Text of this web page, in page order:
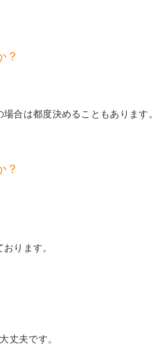
？
合は都度決めることもあります。
？
ります。
丈夫です。